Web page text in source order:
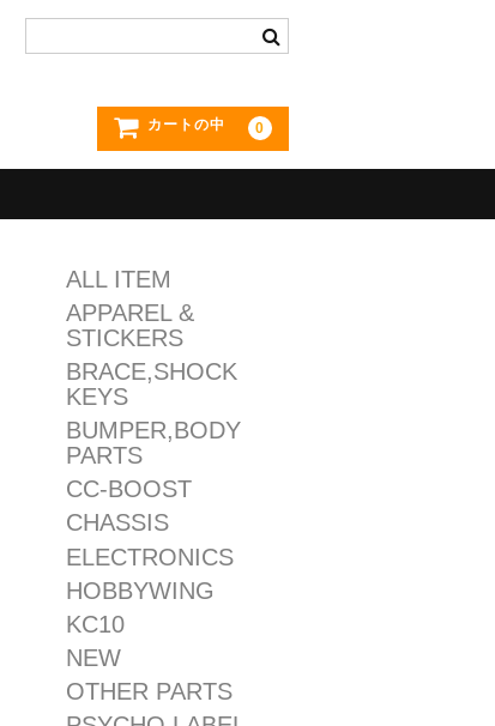
カートの中 0
ALL ITEM
APPAREL &
STICKERS
BRACE,SHOCK
KEYS
BUMPER,BODY
PARTS
CC-BOOST
CHASSIS
ELECTRONICS
HOBBYWING
KC10
NEW
OTHER PARTS